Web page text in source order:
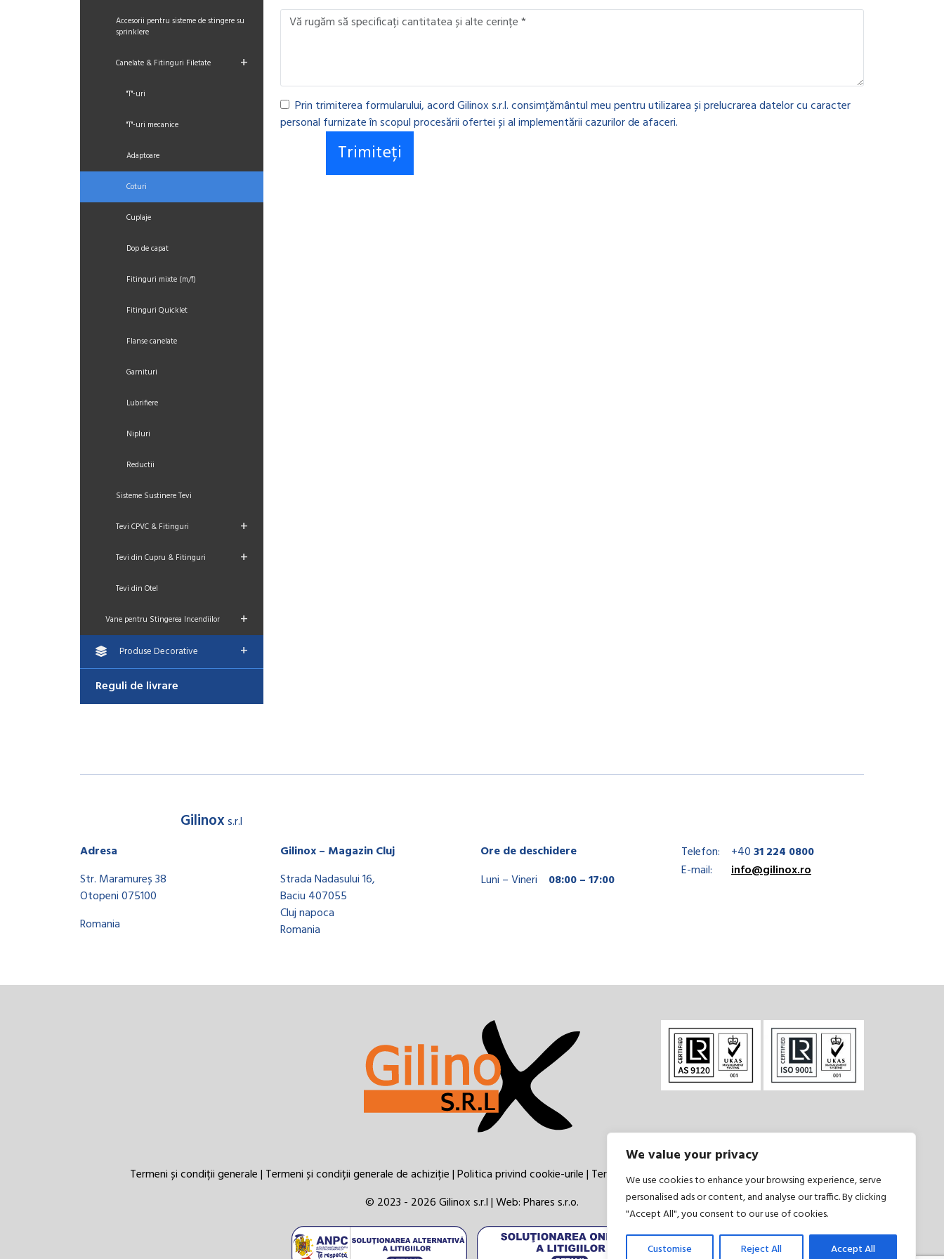
We value your privacy
We use cookies to enhance your browsing experience, serve
personalised ads or content, and analyse our traffic. By clicking
"Accept All", you consent to our use of cookies.
Customise Reject All Accept All
Accesorii pentru sisteme de stingere su
sprinklere
Canelate & Fitinguri Filetate +
"T"-uri
"T"-uri mecanice
Adaptoare
Coturi
Cuplaje
Dop de capat
Fitinguri mixte (m/f)
Fitinguri Quicklet
Flanse canelate
Garnituri
Lubrifiere
Nipluri
Reductii
Sisteme Sustinere Tevi
Tevi CPVC & Fitinguri +
Tevi din Cupru & Fitinguri +
Tevi din Otel
Vane pentru Stingerea Incendiilor +
Produse Decorative +
Reguli de livrare
Prin trimiterea formularului, acord Gilinox s.r.l. consimțământul meu pentru utilizarea și prelucrarea datelor cu caracter
personal furnizate în scopul procesării ofertei și al implementării cazurilor de afaceri.
Gilinoxs.r.l
Adresa
Str. Maramureș 38
Otopeni 075100
Romania
Gilinox – Magazin Cluj
Strada Nadasului 16,
Baciu 407055
Cluj napoca
Romania
Ore de deschidere
Luni – Vineri
08:00 – 17:00
Telefon: +4031 224 0800
E-mail:
info@gilinox.ro
Termeni și condiții generale| Termeni și condiții generale de achiziție|Politica privind cookie-urile| Termeni și condiții|Politică de confidențialitate
© 2023 - 2026 Gilinox s.r.l | Web:Phares s.r.o.